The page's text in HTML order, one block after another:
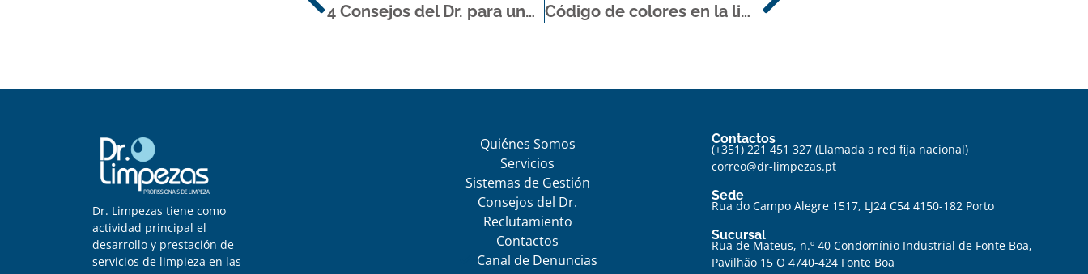
4 Consejos del Dr. para una Limpieza Exigente y Duradera
Código de colores en la limpieza
Dr. Limpezas tiene como
actividad principal el
desarrollo y prestación de
servicios de limpieza en las
Quiénes Somos
Servicios
Sistemas de Gestión
Consejos del Dr.
Reclutamiento
Contactos
Canal de Denuncias
Contactos
(+351) 221 451 327 (Llamada a red fija nacional)
correo@dr-limpezas.pt
Sede
Rua do Campo Alegre 1517, LJ24 C54 4150-182 Porto
Sucursal
Rua de Mateus, n.º 40 Condomínio Industrial de Fonte Boa,
Pavilhão 15 O 4740-424 Fonte Boa